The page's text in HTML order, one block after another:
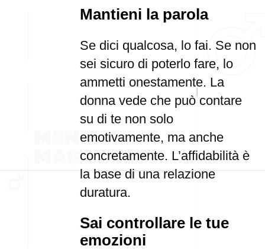
Mantieni la parola
Se dici qualcosa, lo fai. Se non
sei sicuro di poterlo fare, lo
ammetti onestamente. La
donna vede che può contare
su di te non solo
emotivamente, ma anche
concretamente. L’affidabilità è
la base di una relazione
duratura.
Sai controllare le tue
emozioni